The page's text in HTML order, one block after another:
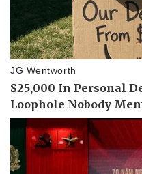
Pháp luật
Vụ án
Tin nóng